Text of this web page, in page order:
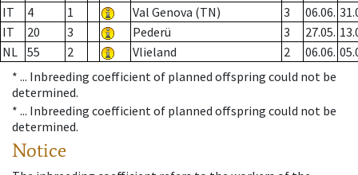
IT
4 1 Val Genova (TN) 3 06.06.
IT
20 3 Pederü 3 27.05.
NL 55 2 Vlieland 2 06.06.
* ... Inbreeding coefficient of planned offspring could not be
determined.
* ... Inbreeding coefficient of planned offspring could not be
determined.
Notice